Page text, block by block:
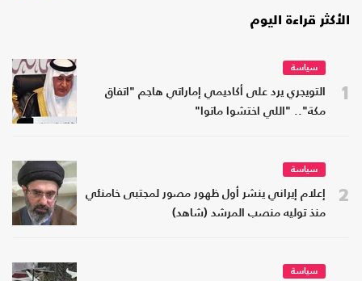
الأكثر قراءة اليوم
1
سياسة
التويجري يرد على أكاديمي إماراتي هاجم "اتفاق
مكة".. "اللي اختشوا ماتوا"
2
سياسة
إعلام إيراني ينشر أول ظهور مصور لمجتبى خامنئي
منذ توليه منصب المرشد (شاهد)
سياسة